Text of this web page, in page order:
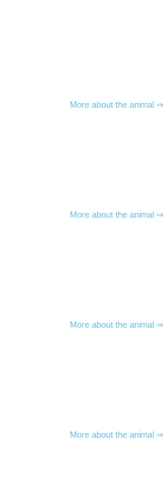
More about the animal ⇒
More about the animal ⇒
More about the animal ⇒
More about the animal ⇒